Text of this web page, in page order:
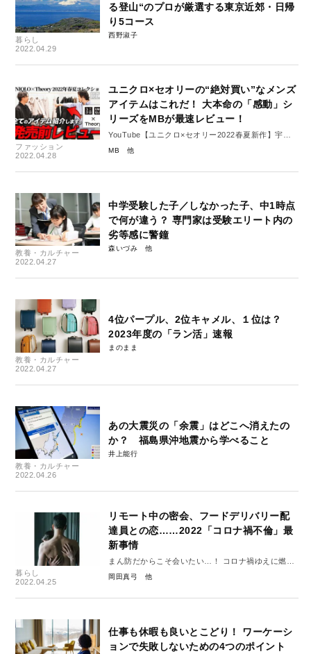
暮らし
2022.04.29
る登山“のプロが厳選する東京近郊・日帰
り5コース
西野淑子
ファッション
2022.04.28
ユニクロ×セオリーの“絶対買い”なメンズ
アイテムはこれだ！ 大本命の「感動」シ
リーズをMBが最速レビュー！
YouTube【ユニクロ×セオリー2022春夏新作】宇宙
一早いメンズ全型レビュー より
v=4NbOLcwSZro&t=281s
MB
教養・カルチャー
2022.04.27
中学受験した子／しなかった子、中1時点
で何が違う？ 専門家は受験エリート内の
劣等感に警鐘
森いづみ
教養・カルチャー
2022.04.27
4位パープル、2位キャメル、１位は？
2023年度の「ラン活」速報
まのまま
教養・カルチャー
2022.04.26
あの大震災の「余震」はどこへ消えたの
か？ 福島県沖地震から学べること
井上能行
暮らし
2022.04.25
リモート中の密会、フードデリバリー配
達員との恋……2022「コロナ禍不倫」最
新事情
まん防だからこそ会いたい…！ コロナ禍ゆえに燃え
上がる「新しい不倫様式」とは
岡田真弓
仕事も休暇も良いとこどり！ ワーケーシ
ョンで失敗しないための4つのポイント